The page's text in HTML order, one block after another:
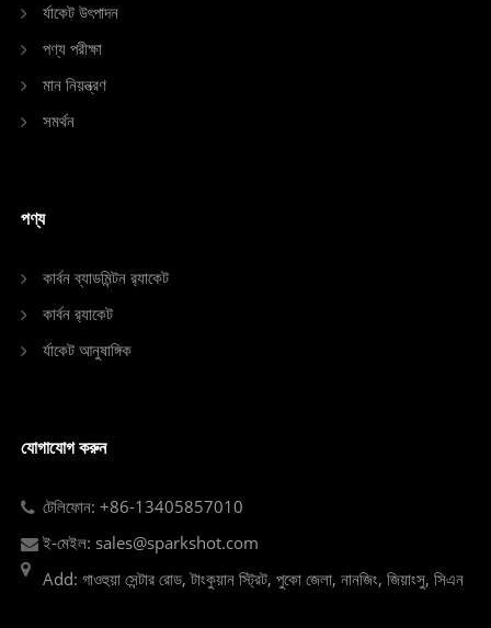
র্যাকেট উৎপাদন
পণ্য পরীক্ষা
মান নিয়ন্ত্রণ
সমর্থন
পণ্য
কার্বন ব্যাডমিন্টন র‌্যাকেট
কার্বন র‌্যাকেট
র্যাকেট আনুষাঙ্গিক
যোগাযোগ করুন
টেলিফোন: +86-13405857010
ই-মেইল: sales@sparkshot.com
Add: গাওহুয়া সেন্টার রোড, টাংকুয়ান স্ট্রিট, পুকো জেলা, নানজিং, জিয়াংসু, সিএন